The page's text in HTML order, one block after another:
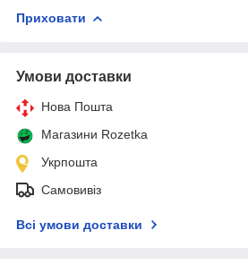
Приховати
Умови доставки
Нова Пошта
Магазини Rozetka
Укрпошта
Самовивіз
Всі умови доставки